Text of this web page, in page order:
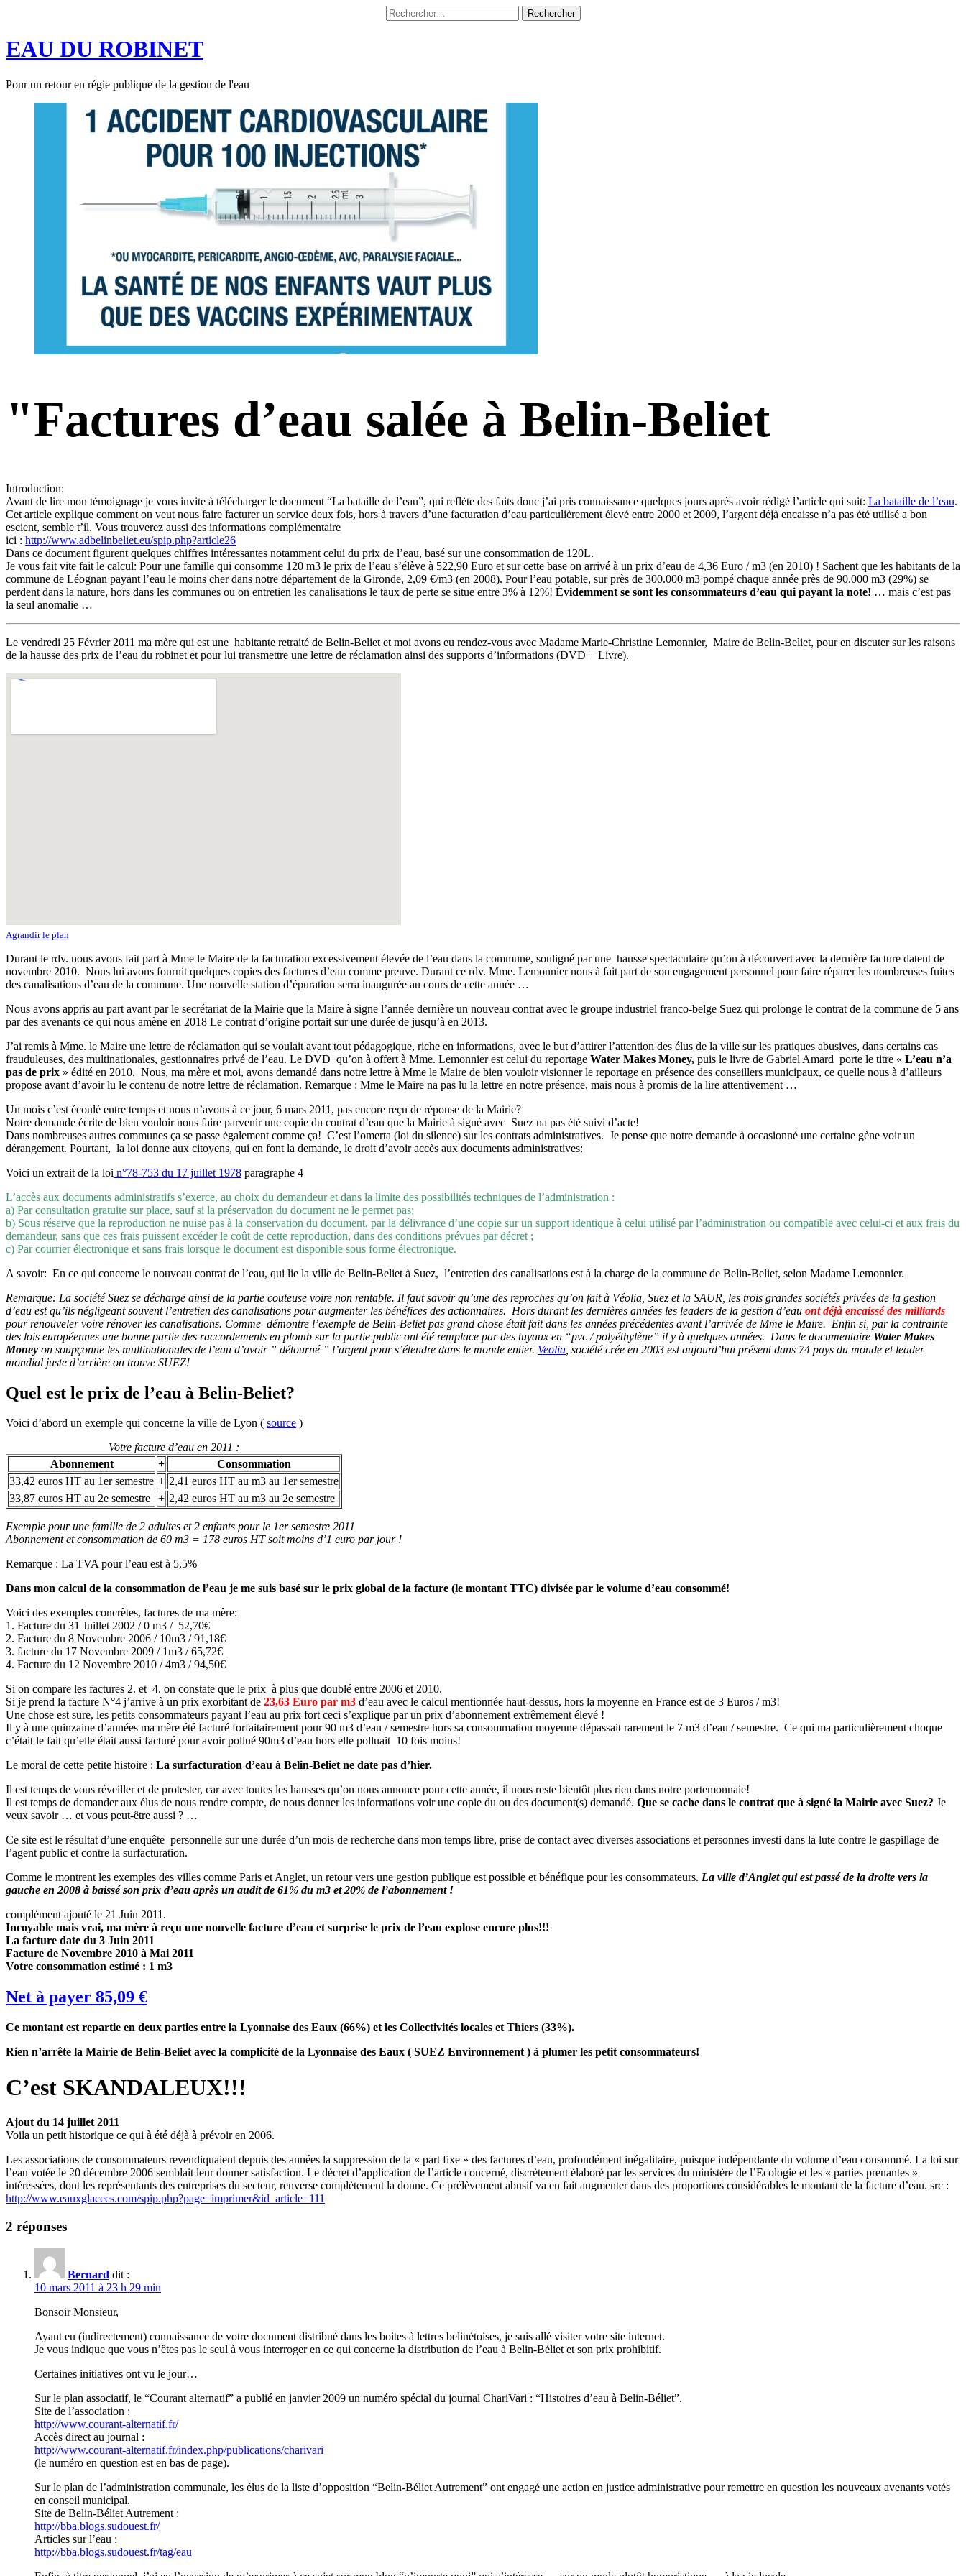
Rechercher :
au
contenu
EAU DU ROBINET
Pour un retour en régie publique de la gestion de l'eau
"Factures d’eau salée à Belin-Beliet
Introduction:
Avant de lire mon témoignage je vous invite à télécharger le document “La bataille de l’eau”, qui reflète des faits donc j’ai pris connaissance quelques jours après avoir rédigé l’article qui suit: La bataille de l’eau.
Cet article explique comment on veut nous faire facturer un service deux fois, hors à travers d’une facturation d’eau particulièrement élevé entre 2000 et 2009, l’argent déjà encaisse n’a pas été utilisé a bon
escient, semble t’il. Vous trouverez aussi des informations complémentaire
ici : http://www.adbelinbeliet.eu/spip.php?article26
Dans ce document figurent quelques chiffres intéressantes notamment celui du prix de l’eau, basé sur une consommation de 120L.
Je vous fait vite fait le calcul: Pour une famille qui consomme 120 m3 le prix de l’eau s’élève à 522,90 Euro et sur cette base on arrivé à un prix d’eau de 4,36 Euro / m3 (en 2010) ! Sachent que les habitants de la
commune de Léognan payant l’eau le moins cher dans notre département de la Gironde, 2,09 €/m3 (en 2008). Pour l’eau potable, sur près de 300.000 m3 pompé chaque année près de 90.000 m3 (29%) se
perdent dans la nature, hors dans les communes ou on entretien les canalisations le taux de perte se situe entre 3% à 12%! Évidemment se sont les consommateurs d’eau qui payant la note! … mais c’est pas
la seul anomalie …
Le vendredi 25 Février 2011 ma mère qui est une habitante retraité de Belin-Beliet et moi avons eu rendez-vous avec Madame Marie-Christine Lemonnier, Maire de Belin-Beliet, pour en discuter sur les raisons
de la hausse des prix de l’eau du robinet et pour lui transmettre une lettre de réclamation ainsi des supports d’informations (DVD + Livre).
Agrandir le plan
Durant le rdv. nous avons fait part à Mme le Maire de la facturation excessivement élevée de l’eau dans la commune, souligné par une hausse spectaculaire qu’on à découvert avec la dernière facture datent de
novembre 2010. Nous lui avons fournit quelques copies des factures d’eau comme preuve. Durant ce rdv. Mme. Lemonnier nous à fait part de son engagement personnel pour faire réparer les nombreuses fuites
des canalisations d’eau de la commune. Une nouvelle station d’épuration serra inaugurée au cours de cette année …
Nous avons appris au part avant par le secrétariat de la Mairie que la Maire à signe l’année dernière un nouveau contrat avec le groupe industriel franco-belge Suez qui prolonge le contrat de la commune de 5 ans
par des avenants ce qui nous amène en 2018 Le contrat d’origine portait sur une durée de jusqu’à en 2013.
J’ai remis à Mme. le Maire une lettre de réclamation qui se voulait avant tout pédagogique, riche en informations, avec le but d’attirer l’attention des élus de la ville sur les pratiques abusives, dans certains cas
frauduleuses, des multinationales, gestionnaires privé de l’eau. Le DVD qu’on à offert à Mme. Lemonnier est celui du reportage Water Makes Money, puis le livre de Gabriel Amard porte le titre « L’eau n’a
pas de prix » édité en 2010. Nous, ma mère et moi, avons demandé dans notre lettre à Mme le Maire de bien vouloir visionner le reportage en présence des conseillers municipaux, ce quelle nous à d’ailleurs
propose avant d’avoir lu le contenu de notre lettre de réclamation. Remarque : Mme le Maire na pas lu la lettre en notre présence, mais nous à promis de la lire attentivement …
Un mois c’est écoulé entre temps et nous n’avons à ce jour, 6 mars 2011, pas encore reçu de réponse de la Mairie?
Notre demande écrite de bien vouloir nous faire parvenir une copie du contrat d’eau que la Mairie à signé avec Suez na pas été suivi d’acte!
Dans nombreuses autres communes ça se passe également comme ça! C’est l’omerta (loi du silence) sur les contrats administratives. Je pense que notre demande à occasionné une certaine gène voir un
dérangement. Pourtant, la loi donne aux citoyens, qui en font la demande, le droit d’avoir accès aux documents administratives:
Voici un extrait de la loi n°78-753 du 17 juillet 1978 paragraphe 4
L’accès aux documents administratifs s’exerce, au choix du demandeur et dans la limite des possibilités techniques de l’administration :
a) Par consultation gratuite sur place, sauf si la préservation du document ne le permet pas;
b) Sous réserve que la reproduction ne nuise pas à la conservation du document, par la délivrance d’une copie sur un support identique à celui utilisé par l’administration ou compatible avec celui-ci et aux frais du
demandeur, sans que ces frais puissent excéder le coût de cette reproduction, dans des conditions prévues par décret ;
c) Par courrier électronique et sans frais lorsque le document est disponible sous forme électronique.
A savoir: En ce qui concerne le nouveau contrat de l’eau, qui lie la ville de Belin-Beliet à Suez, l’entretien des canalisations est à la charge de la commune de Belin-Beliet, selon Madame Lemonnier.
Remarque: La société Suez se décharge ainsi de la partie couteuse voire non rentable. Il faut savoir qu’une des reproches qu’on fait à Véolia, Suez et la SAUR, les trois grandes sociétés privées de la gestion
d’eau est qu’ils négligeant souvent l’entretien des canalisations pour augmenter les bénéfices des actionnaires. Hors durant les dernières années les leaders de la gestion d’eau ont déjà encaissé des milliards
pour renouveler voire rénover les canalisations. Comme démontre l’exemple de Belin-Beliet pas grand chose était fait dans les années précédentes avant l’arrivée de Mme le Maire. Enfin si, par la contrainte
des lois européennes une bonne partie des raccordements en plomb sur la partie public ont été remplace par des tuyaux en “pvc / polyéthylène” il y à quelques années. Dans le documentaire Water Makes
Money on soupçonne les multinationales de l’eau d’avoir ” détourné ” l’argent pour s’étendre dans le monde entier. Veolia , société crée en 2003 est aujourd’hui présent dans 74 pays du monde et leader
mondial juste d’arrière on trouve SUEZ!
Quel est le prix de l’eau à Belin-Beliet?
Voici d’abord un exemple qui concerne la ville de Lyon ( source )
Votre facture d’eau en 2011 :
Abonnement
+
Consommation
33,42 euros HT au 1er semestre + 2,41 euros HT au m3 au 1er semestre
33,87 euros HT au 2e semestre
+ 2,42 euros HT au m3 au 2e semestre
Exemple pour une famille de 2 adultes et 2 enfants pour le 1er semestre 2011
Abonnement et consommation de 60 m3 = 178 euros HT soit moins d’1 euro par jour !
Remarque : La TVA pour l’eau est à 5,5%
Dans mon calcul de la consommation de l’eau je me suis basé sur le prix global de la facture (le montant TTC) divisée par le volume d’eau consommé!
Voici des exemples concrètes, factures de ma mère:
1. Facture du 31 Juillet 2002 / 0 m3 / 52,70€
2. Facture du 8 Novembre 2006 / 10m3 / 91,18€
3. facture du 17 Novembre 2009 / 1m3 / 65,72€
4. Facture du 12 Novembre 2010 / 4m3 / 94,50€
Si on compare les factures 2. et 4. on constate que le prix à plus que doublé entre 2006 et 2010.
Si je prend la facture N°4 j’arrive à un prix exorbitant de 23,63 Euro par m3 d’eau avec le calcul mentionnée haut-dessus, hors la moyenne en France est de 3 Euros / m3!
Une chose est sure, les petits consommateurs payant l’eau au prix fort ceci s’explique par un prix d’abonnement extrêmement élevé !
Il y à une quinzaine d’années ma mère été facturé forfaitairement pour 90 m3 d’eau / semestre hors sa consommation moyenne dépassait rarement le 7 m3 d’eau / semestre. Ce qui ma particulièrement choque
c’était le fait qu’elle était aussi facturé pour avoir pollué 90m3 d’eau hors elle polluait 10 fois moins!
Le moral de cette petite histoire : La surfacturation d’eau à Belin-Beliet ne date pas d’hier.
Il est temps de vous réveiller et de protester, car avec toutes les hausses qu’on nous annonce pour cette année, il nous reste bientôt plus rien dans notre portemonnaie!
Il est temps de demander aux élus de nous rendre compte, de nous donner les informations voir une copie du ou des document(s) demandé. Que se cache dans le contrat que à signé la Mairie avec Suez? Je
veux savoir … et vous peut-être aussi ? …
Ce site est le résultat d’une enquête personnelle sur une durée d’un mois de recherche dans mon temps libre, prise de contact avec diverses associations et personnes investi dans la lute contre le gaspillage de
l’agent public et contre la surfacturation.
Comme le montrent les exemples des villes comme Paris et Anglet, un retour vers une gestion publique est possible et bénéfique pour les consommateurs. La ville d’Anglet qui est passé de la droite vers la
gauche en 2008 à baissé son prix d’eau après un audit de 61% du m3 et 20% de l’abonnement !
complément ajouté le 21 Juin 2011.
Incoyable mais vrai, ma mère à reçu une nouvelle facture d’eau et surprise le prix de l’eau explose encore plus!!!
La facture date du 3 Juin 2011
Facture de Novembre 2010 à Mai 2011
Votre consommation estimé : 1 m3
Net à payer 85,09 €
Ce montant est repartie en deux parties entre la Lyonnaise des Eaux (66%) et les Collectivités locales et Thiers (33%).
Rien n’arrête la Mairie de Belin-Beliet avec la complicité de la Lyonnaise des Eaux ( SUEZ Environnement ) à plumer les petit consommateurs!
C’est SKANDALEUX!!!
Ajout du 14 juillet 2011
Voila un petit historique ce qui à été déjà à prévoir en 2006.
Les associations de consommateurs revendiquaient depuis des années la suppression de la « part fixe » des factures d’eau, profondément inégalitaire, puisque indépendante du volume d’eau consommé. La loi sur
l’eau votée le 20 décembre 2006 semblait leur donner satisfaction. Le décret d’application de l’article concerné, discrètement élaboré par les services du ministère de l’Ecologie et les « parties prenantes »
intéressées, dont les représentants des entreprises du secteur, renverse complètement la donne. Ce prélèvement abusif va en fait augmenter dans des proportions considérables le montant de la facture d’eau. src :
http://www.eauxglacees.com/spip.php?page=imprimer&id_article=111
2 réponses
Bernard dit :
10 mars 2011 à 23 h 29 min
Bonsoir Monsieur,
Ayant eu (indirectement) connaissance de votre document distribué dans les boites à lettres belinétoises, je suis allé visiter votre site internet.
Je vous indique que vous n’êtes pas le seul à vous interroger en ce qui concerne la distribution de l’eau à Belin-Béliet et son prix prohibitif.
Certaines initiatives ont vu le jour…
Sur le plan associatif, le “Courant alternatif” a publié en janvier 2009 un numéro spécial du journal ChariVari : “Histoires d’eau à Belin-Béliet”.
Site de l’association :
http://www.courant-alternatif.fr/
Accès direct au journal :
http://www.courant-alternatif.fr/index.php/publications/charivari
(le numéro en question est en bas de page).
Sur le plan de l’administration communale, les élus de la liste d’opposition “Belin-Béliet Autrement” ont engagé une action en justice administrative pour remettre en question les nouveaux avenants votés
en conseil municipal.
Site de Belin-Béliet Autrement :
http://bba.blogs.sudouest.fr/
Articles sur l’eau :
http://bba.blogs.sudouest.fr/tag/eau